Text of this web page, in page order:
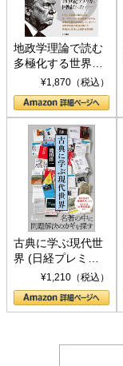
地政学理論で読む
多極化する世界：
トランプとBRICS
の挑戦
¥1,870（税込）
古典に学ぶ現代世
界 (日経プレミア
シリーズ)¥1,210（税込）